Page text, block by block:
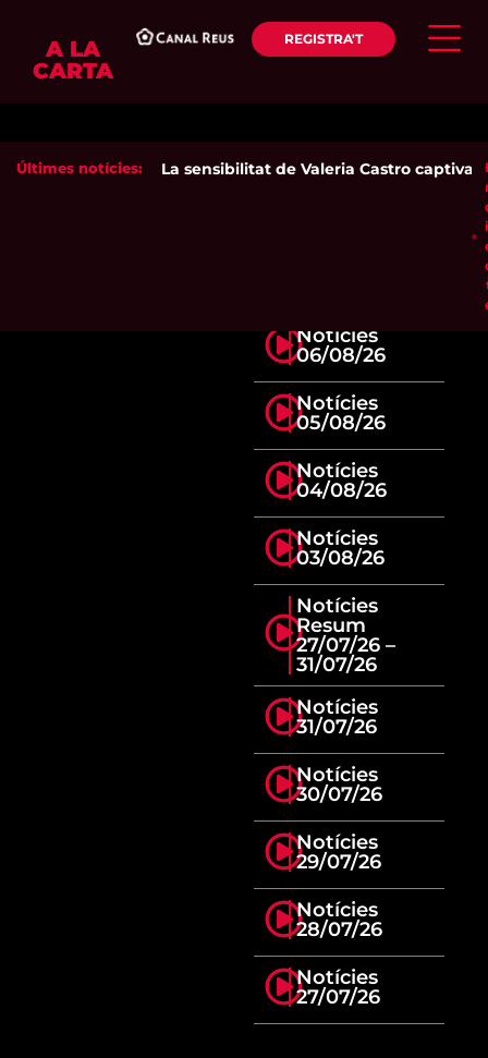
A LA
CARTA
REGISTRA'T
Últimes notícies: La sensibilitat de Valeria Castro captiva
Notícies
06/08/26
Notícies
05/08/26
Notícies
04/08/26
Notícies
03/08/26
Notícies
Resum
27/07/26 –
31/07/26
Notícies
31/07/26
Notícies
30/07/26
Notícies
29/07/26
Notícies
28/07/26
Notícies
27/07/26